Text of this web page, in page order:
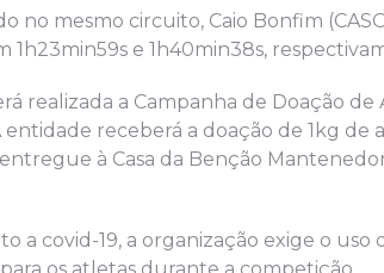
no mesmo circuito, Caio Bonfim
1h23min59s e 1h40min38s,
realizada a Campanha de Doação
entidade receberá a doação de 1kg
à Casa da Benção
a covid-19, a organização exige o uso